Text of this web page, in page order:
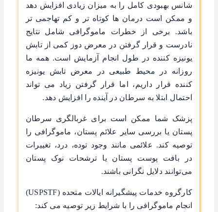
شانس بهبودی کامل را به میزان زیادی افزایش دهد
و ممکن است درمان‌ ها کوتاه ‌تر و کم ‌تهاجمی ‌تر
باشد. برخی از خطرات ماموگرافی شامل نتایج
نادرست و قرار گرفتن در معرض دوز کمی از تابش
یونیزه‌ کننده در طول انجام آزمایش است. همه ما
روزانه در محیط طبیعی در معرض تابش یونیزه‌
کننده قرار داریم، اما قرار گرفتن زیاد می‌ تواند
احتمال ابتلا به سرطان در آینده را افزایش دهد.
پزشک شما ممکن است برای غربالگری سرطان
پستان یا بررسی سایر علائم پستان، ماموگرافی را
توصیه کند. علائمی مانند وجود توده، درد، تغییرات
در بافت پوست پستان یا ترشحات نوک پستان
می‌توانند دلایل نگرانی باشند.
کارگروه خدمات پیشگیرانه ایالات متحده (USPSTF)
انجام ماموگرافی را با شرایط زیر توصیه می ‌کند: